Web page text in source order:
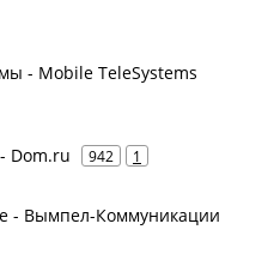
- Mobile TeleSystems
Dom.ru 942 1
- Вымпел-Коммуникации